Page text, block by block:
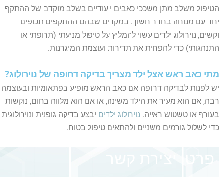
הטיפול משלב מתן משככי כאבים ייעודיים בשלב מוקדם של ההתקף
יחד עם מנוחה בחדר חשוך. במקרים שבהם ההתקפים תכופים
וקשים, נוירולוג ילדים עשוי להמליץ על טיפול מניעתי (תרופתי או
התנהגותי) כדי להפחית את תדירות ועוצמת המיגרנות.
מתי כאב ראש אצל ילד מצריך בדיקה דחופה של נוירולוג?
יש לפנות לבדיקה דחופה אם כאב הראש מופיע בפתאומיות ובעוצמה
רבה, אם הוא מעיר את הילד משינה, או אם הוא מלווה בחום, נוקשות
בעורף או טשטוש ראייה. נוירולוג ילדים יבצע בדיקה גופנית ונוירולוגית
כדי לשלול גורמים משניים ולהתאים טיפול בטוח.
פרטי יצירת קשר